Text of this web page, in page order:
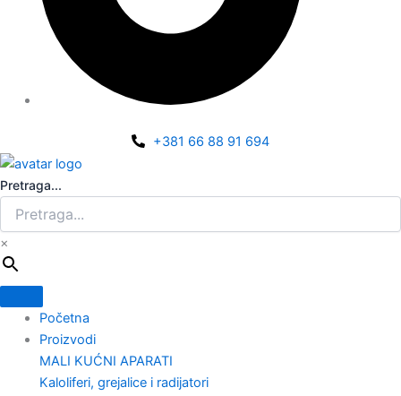
+381 66 88 91 694
Pretraga...
×
Početna
Proizvodi
MALI KUĆNI APARATI
Kaloliferi, grejalice i radijatori